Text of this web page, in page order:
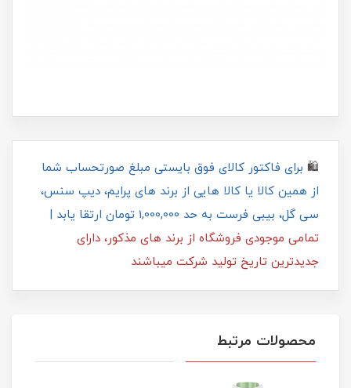
🛍 برای فاکتور کالای فوق بایستی مبلغ صورتحساب شما
از همین کالا یا کالا هایی از برند های پرایم، دیپ سنس،
سی گل، بیبی فرست به حد 1,000,000 تومان ارتقا یابد |
تمامی موجودی فروشگاه از برند های مذکور، دارای
جدیدترین تاریخ تولید شرکت میباشند
محصولات مرتبط